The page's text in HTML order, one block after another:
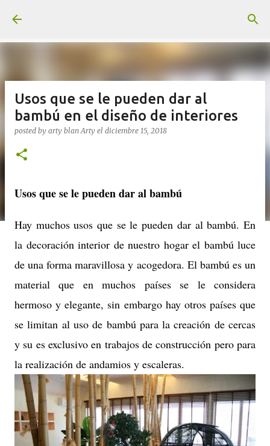
Usos que se le pueden dar al
bambú en el diseño de interiores
posted by arty blanArty el diciembre 15, 2018
Usos que se le pueden dar al bambú
Hay muchos usos que se le pueden dar al bambú. En
la decoración interior de nuestro hogar el bambú luce
de una forma maravillosa y acogedora. El bambú es un
material que en muchos países se le considera
hermoso y elegante, sin embargo hay otros países que
se limitan al uso de bambú para la creación de cercas
y su es exclusivo en trabajos de construcción pero para
la realización de andamios y escaleras.